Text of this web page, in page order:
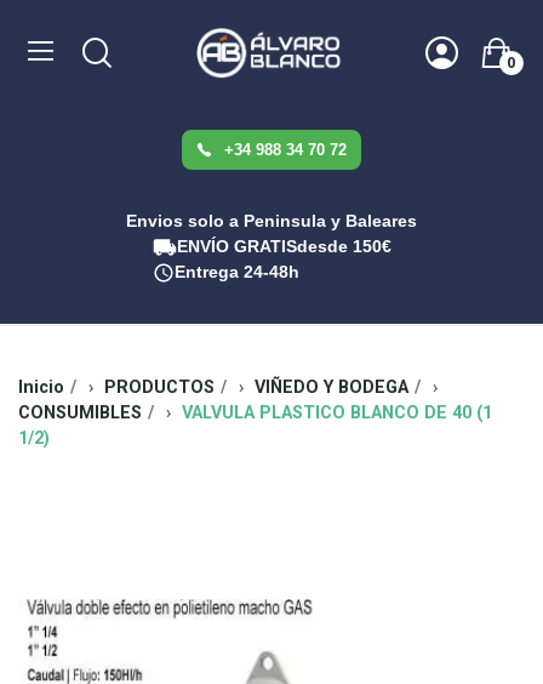
0
+34 988 34 70 72
Envios solo a Peninsula y Baleares
ENVÍO GRATISdesde 150€
Entrega 24-48h
Inicio PRODUCTOS
VIÑEDO Y BODEGA
CONSUMIBLES
VALVULA PLASTICO BLANCO DE 40 (1
1/2)